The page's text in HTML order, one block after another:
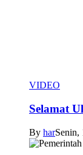
VIDEO
Selamat
By harSenin,